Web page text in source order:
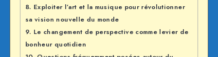
8. Exploiter l’art et la musique pour révolutionner
sa vision nouvelle du monde
9. Le changement de perspective comme levier de
bonheur quotidien